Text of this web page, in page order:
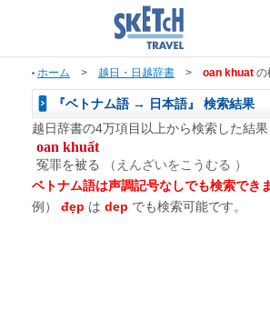
ホーム > 越日・日越辞書 > oan khuat の
『ベトナム語 → 日本語』 検索結果
越日辞書の4万項目以上から検索した結果
oan khuất
冤罪を被る
（えんざいをこうむる ）
ベトナム語は声調記号なしでも検索できま
例）
đẹp は dep でも検索可能です。